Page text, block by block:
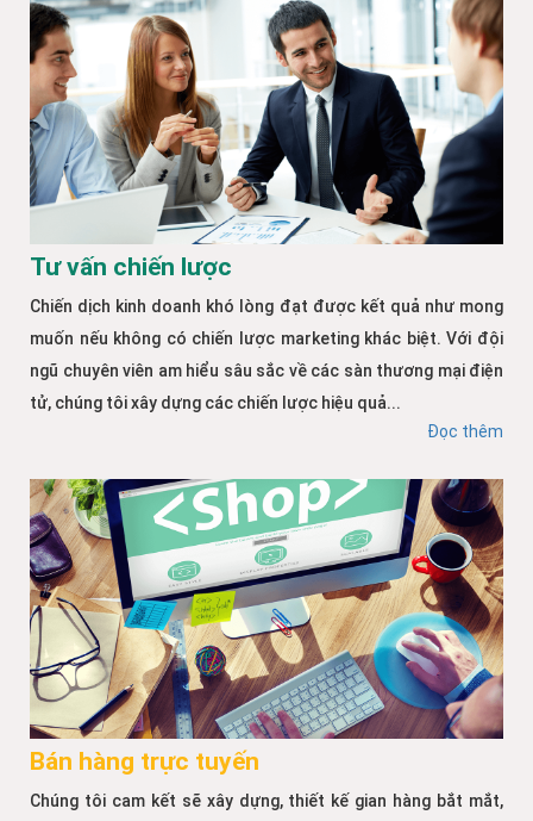
Tư vấn chiến lược
Chiến dịch kinh doanh khó lòng đạt được kết quả như mong
muốn nếu không có chiến lược marketing khác biệt. Với đội
ngũ chuyên viên am hiểu sâu sắc về các sàn thương mại điện
tử, chúng tôi xây dựng các chiến lược hiệu quả...
Đọc thêm
Bán hàng trực tuyến
Chúng tôi cam kết sẽ xây dựng, thiết kế gian hàng bắt mắt,